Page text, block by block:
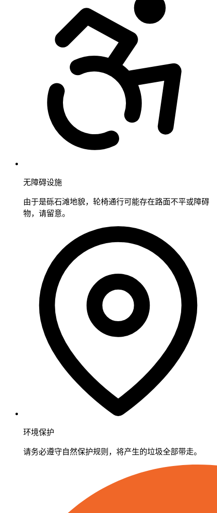
无障碍设施
由于是砾石滩地貌，轮椅通行可能存在路面不平或障碍
物，请留意。
环境保护
请务必遵守自然保护规则，将产生的垃圾全部带走。